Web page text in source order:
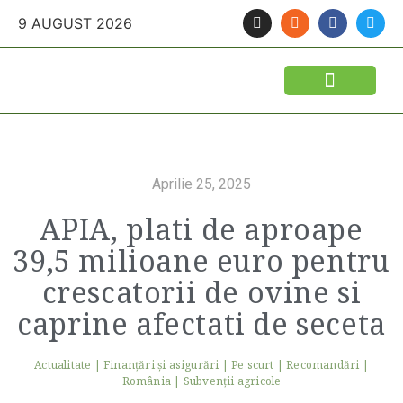
9 AUGUST 2026
Aprilie 25, 2025
APIA, plati de aproape
39,5 milioane euro pentru
crescatorii de ovine si
caprine afectati de seceta
Actualitate | Finanţări şi asigurări | Pe scurt |Recomandări |
România | Subvenții agricole